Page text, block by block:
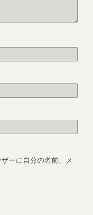
ーに自分の名前、メ